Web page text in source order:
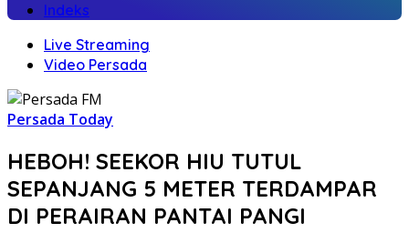
Indeks
Live Streaming
Video Persada
Persada Today
HEBOH! SEEKOR HIU TUTUL
SEPANJANG 5 METER TERDAMPAR
DI PERAIRAN PANTAI PANGI